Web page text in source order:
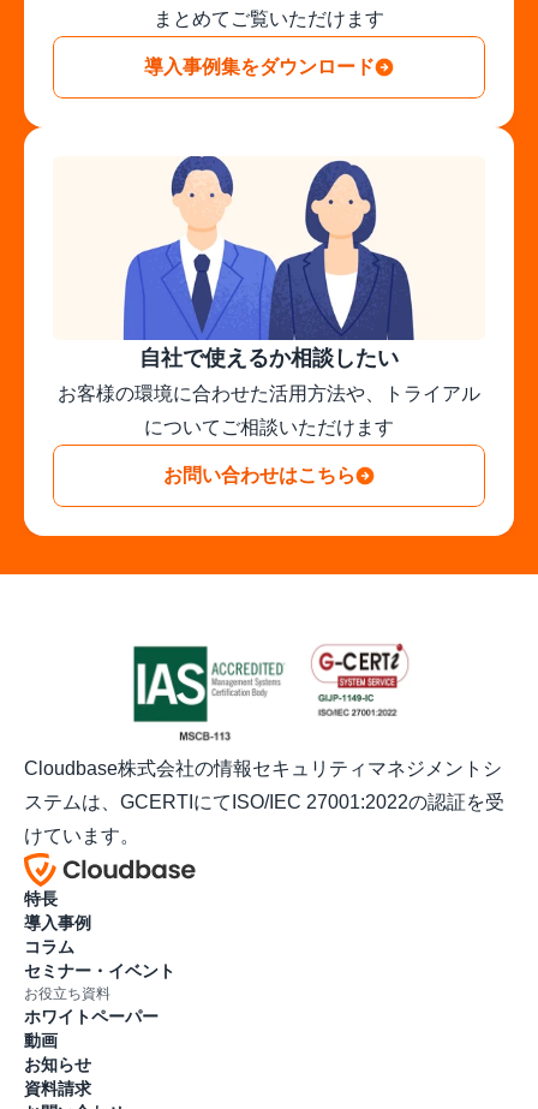
まとめてご覧いただけます
導入事例集をダウンロード
自社で使えるか相談したい
お客様の環境に合わせた活用方法や、トライアル
についてご相談いただけます
お問い合わせはこちら
Cloudbase株式会社の情報セキュリティマネジメントシ
ステムは、GCERTIにてISO/IEC 27001:2022の認証を受
けています。
特長
導入事例
コラム
セミナー・イベント
お役立ち資料
ホワイトペーパー
動画
お知らせ
資料請求